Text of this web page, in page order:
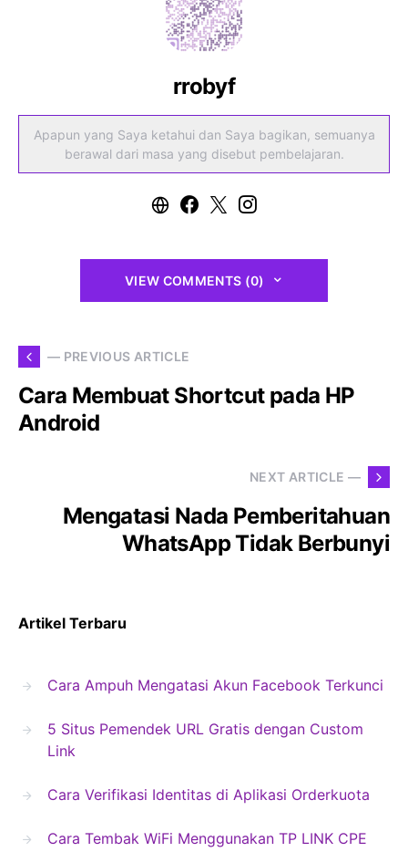
rrobyf
Apapun yang Saya ketahui dan Saya bagikan, semuanya
berawal dari masa yang disebut pembelajaran.
VIEW COMMENTS (0)
— PREVIOUS ARTICLE
Cara Membuat Shortcut pada HP
Android
NEXT ARTICLE —
Mengatasi Nada Pemberitahuan
WhatsApp Tidak Berbunyi
Artikel Terbaru
Cara Ampuh Mengatasi Akun Facebook Terkunci
5 Situs Pemendek URL Gratis dengan Custom
Link
Cara Verifikasi Identitas di Aplikasi Orderkuota
Cara Tembak WiFi Menggunakan TP LINK CPE